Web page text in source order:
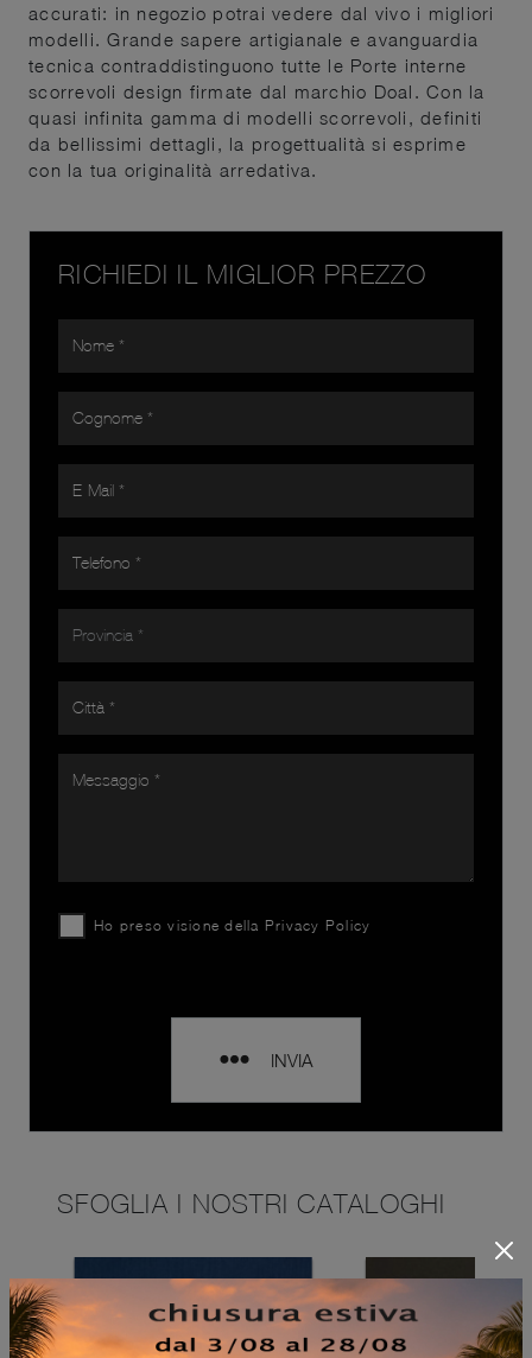
accurati: in negozio potrai vedere dal vivo i migliori
modelli. Grande sapere artigianale e avanguardia
tecnica contraddistinguono tutte le Porte interne
scorrevoli design firmate dal marchio Doal. Con la
quasi infinita gamma di modelli scorrevoli, definiti
da bellissimi dettagli, la progettualità si esprime
con la tua originalità arredativa.
RICHIEDI IL MIGLIOR PREZZO
Ho preso visione della Privacy Policy
INVIA
SFOGLIA I NOSTRI CATALOGHI